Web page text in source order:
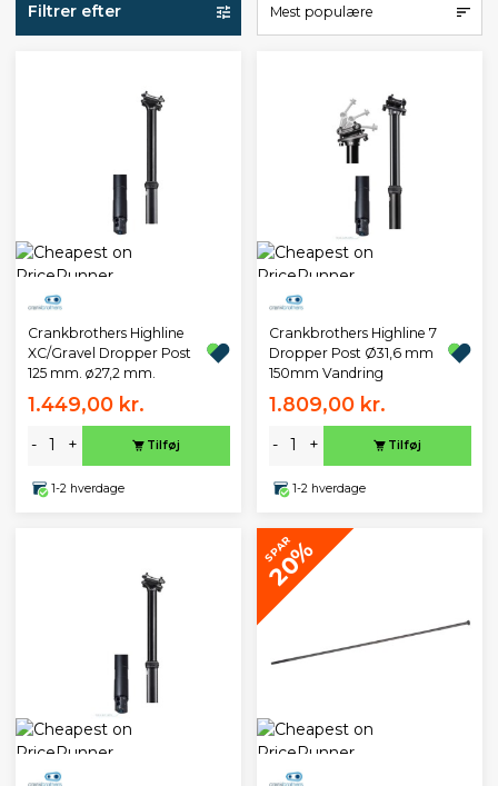
Filtrer efter Mest populære
Crankbrothers Highline
XC/Gravel Dropper Post
125 mm. ø27,2 mm.
1.449,00 kr.
- + Tilføj
1-2 hverdage
Crankbrothers Highline 7
Dropper Post Ø31,6 mm
150mm Vandring
1.809,00 kr.
- + Tilføj
1-2 hverdage
SPAR
20%